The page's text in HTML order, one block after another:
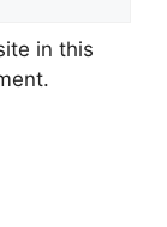
in this